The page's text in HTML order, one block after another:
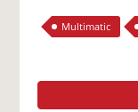
Multimatic